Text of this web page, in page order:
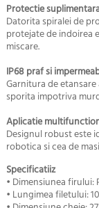
Protectie
Datorita spiralei de
protejate de indoirea
miscare.
IP68 praf si
Garnitura de
sporita impotriva
Aplicatie
Designul robust este
robotica si cea de
Specificatiiz
• Dimensiunea firului:
• Lungimea filetului: